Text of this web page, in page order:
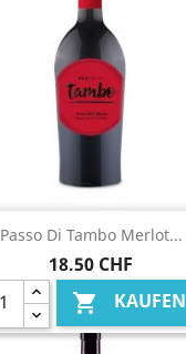
Passo Di Tambo Merlot...
18,50 CHF
 KAUFEN